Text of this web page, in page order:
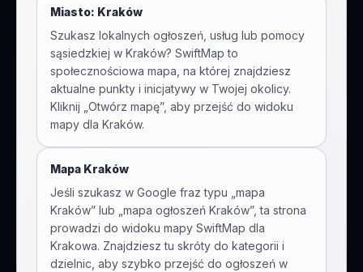
Miasto: Kraków
Szukasz lokalnych ogłoszeń, usług lub pomocy
sąsiedzkiej w Kraków? SwiftMap to
społecznościowa mapa, na której znajdziesz
aktualne punkty i inicjatywy w Twojej okolicy.
Kliknij „Otwórz mapę”, aby przejść do widoku
mapy dla Kraków.
Mapa Kraków
Jeśli szukasz w Google fraz typu „mapa
Kraków” lub „mapa ogłoszeń Kraków”, ta strona
prowadzi do widoku mapy SwiftMap dla
Krakowa. Znajdziesz tu skróty do kategorii i
dzielnic, aby szybko przejść do ogłoszeń w